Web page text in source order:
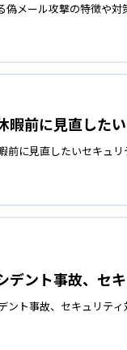
偽メール攻撃の特徴や対
暇前に見直した
前に見直したいセキュリ
デント事故、セ
ント事故、セキュリテ